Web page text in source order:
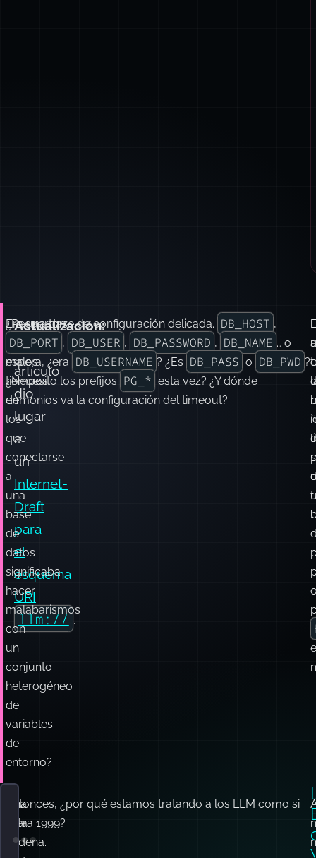
Actualización:
Este
artículo
dio
lugar
a
un
Internet-
Draft
para
el
esquema
URI
llm://
¿Recuerdas
los
tiempos
en
los
que
conectarse
a
una
base
de
datos
hacer
malabarismos
con
conjunto
heterogéneo
entorno?
Era una torre de configuración delicada. DB_HOST
DB_PORT DB_USER
¿Necesito los prefijos
demonios va la configuración del timeout?